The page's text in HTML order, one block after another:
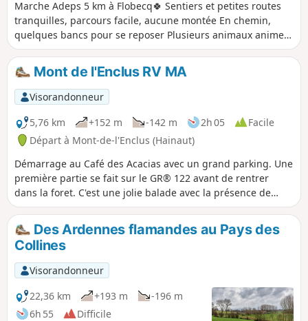
Marche Adeps 5 km à Flobecq🍀 Sentiers et petites routes
tranquilles, parcours facile, aucune montée En chemin,
quelques bancs pour se reposer Plusieurs animaux animent
le décor (ânes, vaches, chevaux, moutons) 😊
Mont de l'Enclus RV MA
Visorandonneur
5,76 km
+152 m -142 m 2h 05
Facile
Départ à Mont-de-l'Enclus (Hainaut)
Démarrage au Café des Acacias avec un grand parking. Une
première partie se fait sur le GR® 122 avant de rentrer
dans la foret. C'est une jolie balade avec la présence de
banc et de zone de pique-nique. Chemin très souple avec
les épines de pins. Possibilité de se restaurer (avec terrasse)
au Café des Acacias. Balade très agréable par temps sec
Des Ardennes flamandes au Pays des
Collines
Visorandonneur
22,36 km
+193 m
-196 m
6h 55
Difficile